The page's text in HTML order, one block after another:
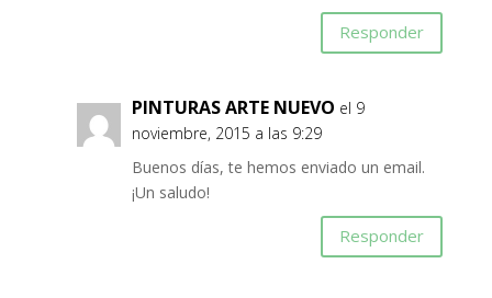
Responder
PINTURAS ARTE NUEVO el 9
noviembre, 2015 a las 9:29
Buenos días, te hemos enviado un email.
¡Un saludo!
Responder